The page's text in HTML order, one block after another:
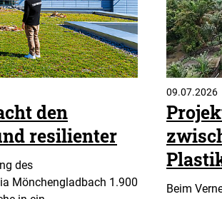
den
resilienter
des
Mönchengladbach 1.900
09.07.2026
Beim